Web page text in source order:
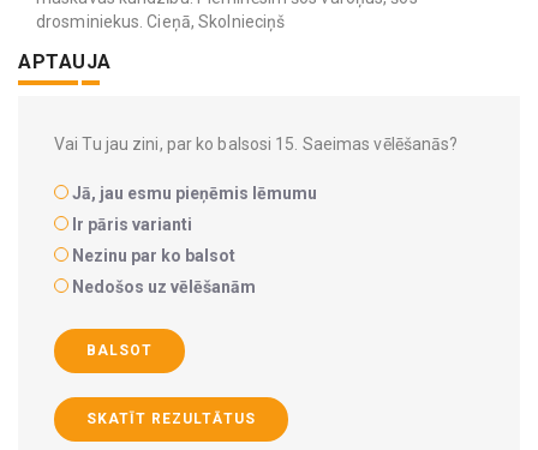
drosminiekus. Cieņā, Skolnieciņš
APTAUJA
Vai Tu jau zini, par ko balsosi 15. Saeimas vēlēšanās?
Jā, jau esmu pieņēmis lēmumu
Ir pāris varianti
Nezinu par ko balsot
Nedošos uz vēlēšanām
BALSOT
SKATĪT REZULTĀTUS